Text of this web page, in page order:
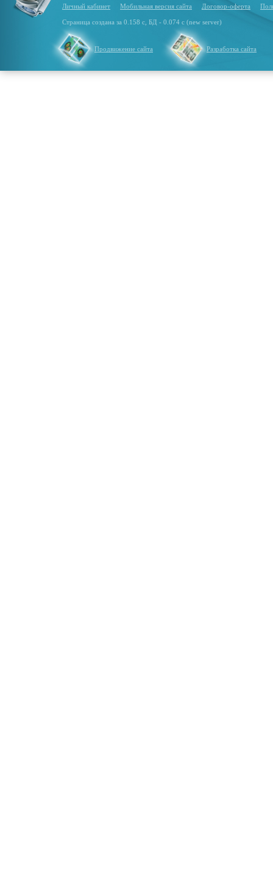
Личный кабинет Мобильная версия сайта Договор-оферта
Страница создана за 0.158 с, БД - 0.074 с (new server)
Продвижение сайта Разработка сайта